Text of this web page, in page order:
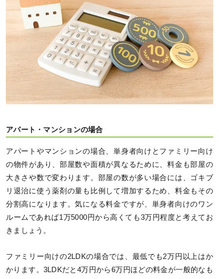
アパート・マンションの場合
アパートやマンションの場合、単身者向けとファミリー向け
の物件があり、部屋数や面積が異なるために、料金も部屋の
大きさや数で変わります。部屋の数が多い場合には、ゴキブ
リ退治に使う薬剤の量も比例して増加するため、料金もその
分割高になります。気になる料金ですが、単身者向けのワン
ルームであれば1万5000円から高くても3万円程度と考えてお
きましょう。
ファミリー向けの2LDKの場合では、最低でも2万円以上はか
かります。3LDKだと4万円から6万円ほどの料金が一般的なも